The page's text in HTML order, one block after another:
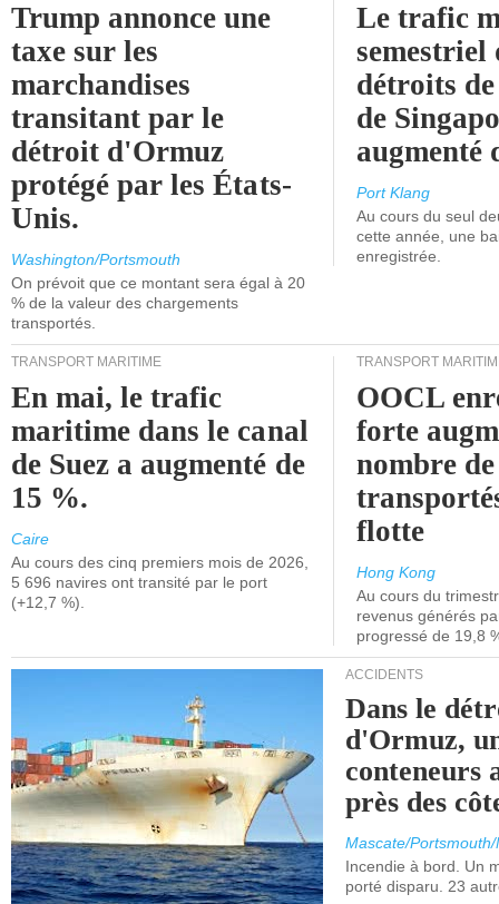
Trump annonce une
taxe sur les
marchandises
transitant par le
détroit d'Ormuz
protégé par les États-
Unis.
Washington/Portsmouth
On prévoit que ce montant sera égal à 20
% de la valeur des chargements
transportés.
Le trafic
semestriel
détroits
de
augmenté
Port Klang
Au cours du seul
cette année, une
enregistrée.
TRANSPORT MARITIME
En mai, le trafic
maritime dans le canal
de Suez a augmenté de
15 %.
Caire
Au cours des cinq premiers mois de 2026,
5 696 navires ont transité par le port
(+12,7 %).
TRANSPORT
OOCL
forte
nombre
flotte
Hong Kong
Au cours du
revenus générés
progressé de 19,8
ACCIDENTS
Dans le
d'Ormuz,
conteneurs
près des
Mascate/
Incendie à bord. Un
porté disparu. 23